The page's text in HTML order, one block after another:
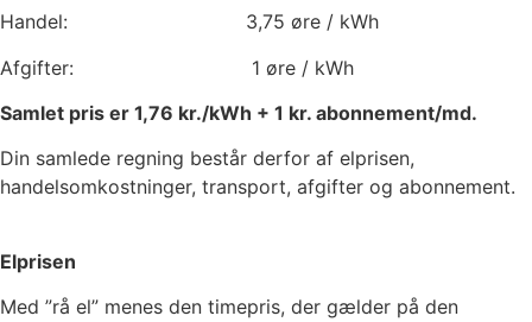
Handel: 3,75 øre / kWh
Afgifter: 1 øre / kWh
Samlet pris er 1,76 kr./kWh + 1 kr. abonnement/md.
Din samlede regning består derfor af elprisen,
handelsomkostninger, transport, afgifter og abonnement.
Elprisen
Med ”rå el” menes den timepris, der gælder på den